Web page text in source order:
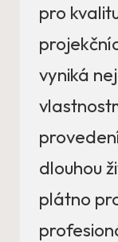
pro
vyniká
dlouhou
plátno